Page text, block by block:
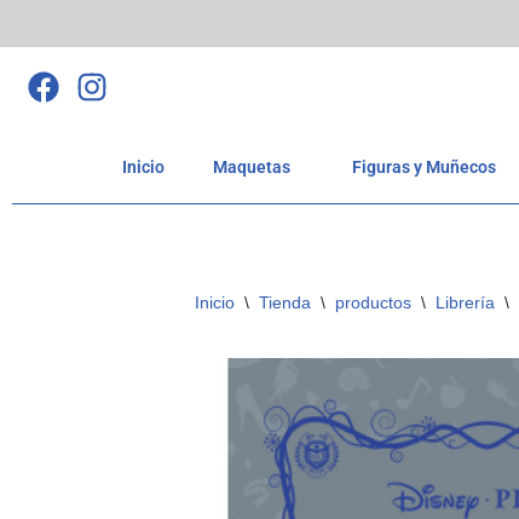
Saltar
al
Inicio Maquetas Figuras y Muñecos
Inicio \ Tienda \ productos \ Librería \